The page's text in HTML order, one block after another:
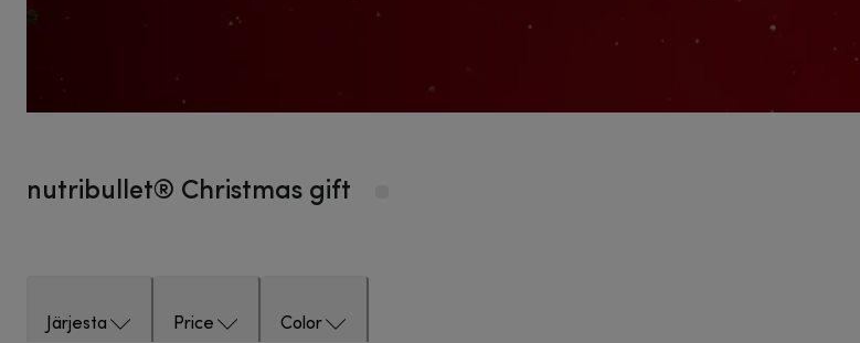
nutribullet® Christmas gift
Järjesta Price Color